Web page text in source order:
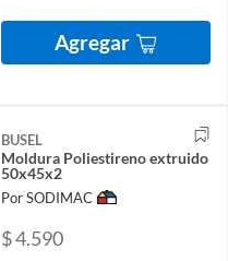
Agregar
BUSEL
Moldura Poliestireno extruido
50x45x2
Por SODIMAC
$ 4.590